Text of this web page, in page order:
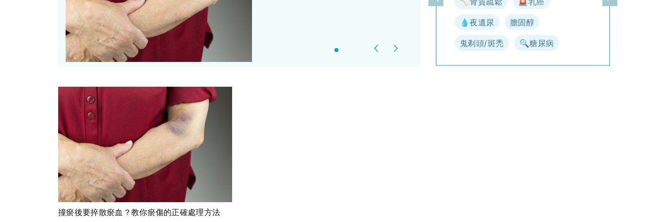
Previous
💧夜遺尿 膽固醇
鬼剃頭/斑禿 🔍糖尿病
撞瘀後要捽散瘀血？教你瘀傷的正確處理方法